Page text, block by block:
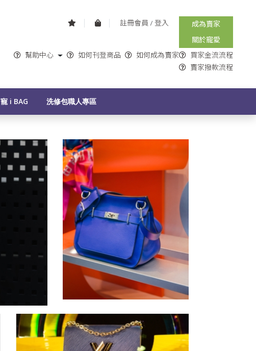
註冊會員 / 登入
成為賣家
關於寵愛
幫助中心
如何刊登商品 如何成為賣家
買家金流流程
賣家撥款流程
寵 i BAG 洗修包職人專區